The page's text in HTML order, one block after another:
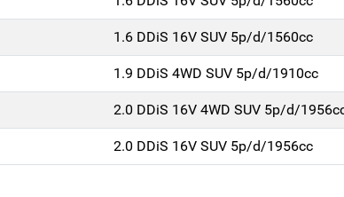
1.6 DDiS 16V SUV 5p/d/1560cc
1.9 DDiS 4WD SUV 5p/d/1910cc
2.0 DDiS 16V 4WD SUV 5p/d/
2.0 DDiS 16V SUV 5p/d/1956cc